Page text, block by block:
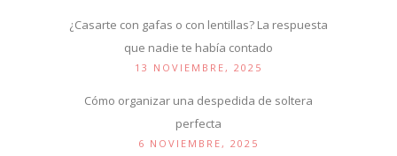
¿Casarte con gafas o con lentillas? La respuesta
que nadie te había contado
13 NOVIEMBRE, 2025
Cómo organizar una despedida de soltera
perfecta
6 NOVIEMBRE, 2025